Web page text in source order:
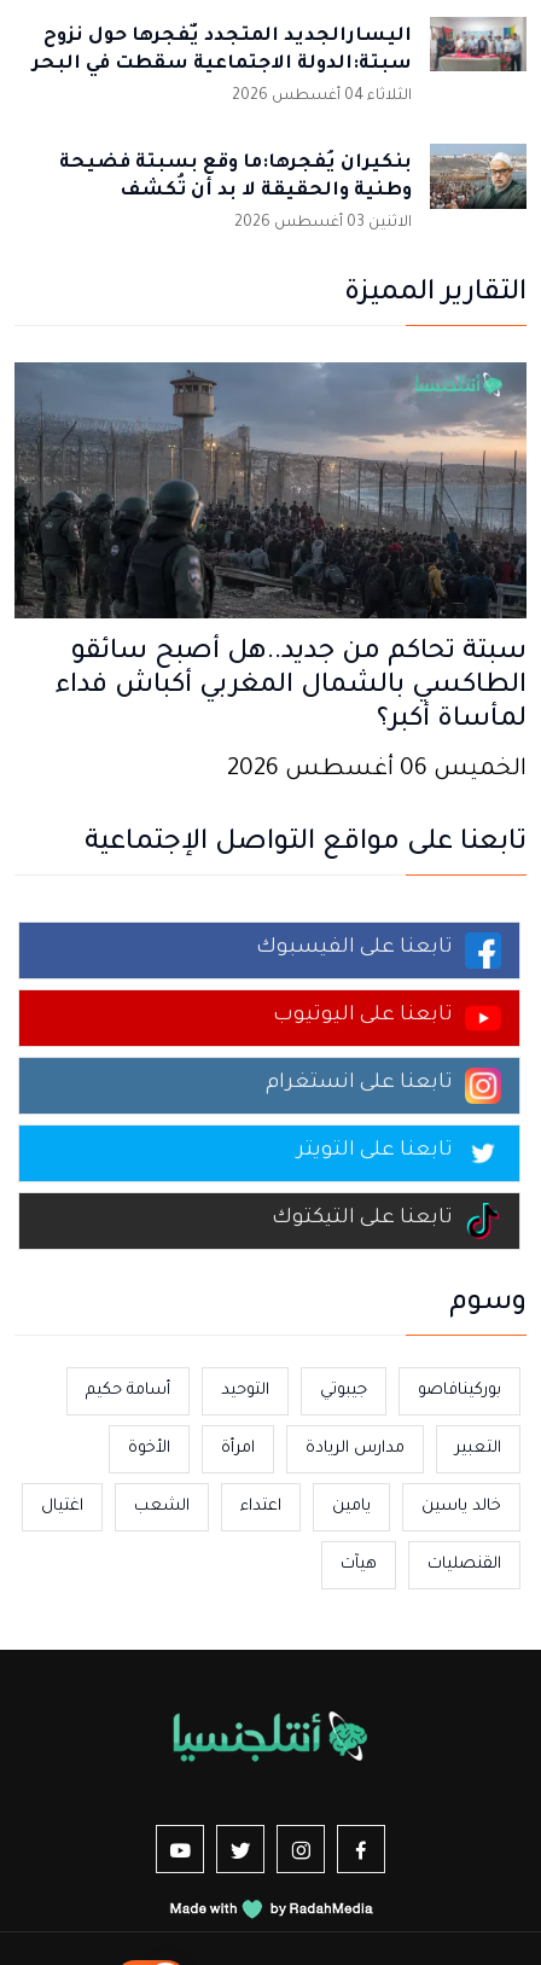
اليسارالجديد المتجدد يٌفجرها حول نزوح
سبتة:الدولة الاجتماعية سقطت في البحر
الثلاثاء 04 أغسطس 2026
بنكيران يُفجرها:ما وقع بسبتة فضيحة
وطنية والحقيقة لا بد أن تُكشف
الاثنين 03 أغسطس 2026
التقارير المميزة
سبتة تحاكم من جديد..هل أصبح سائقو
الطاكسي بالشمال المغربي أكباش فداء
لمأساة أكبر؟
الخميس 06 أغسطس 2026
تابعنا على مواقع التواصل الإجتماعية
تابعنا على الفيسبوك
تابعنا على اليوتيوب
تابعنا على انستغرام
تابعنا على التويتر
تابعنا على التيكتوك
وسوم
بوركينافاصو جيبوتي التوحيد أسامة حكيم
التعبير مدارس الريادة امرأة الأخوة
خالد ياسين يامين اعتداء الشعب اغتيال
القنصليات هيآت
Suivez-nous sur Facebook
nous sur Instagram
nous sur Twitter